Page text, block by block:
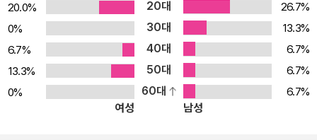
독자적인 모바일 서비스 생태계를 형성하는 계기를 만들었다. 이처럼
중국은 인공지능, 플랫폼 등 다른 분야에서도 미국이 구축한 생태계
에 종속되지 않는다는 전제하에 방대한 내수시장을 기반으로 독자적
인 생태계를 구축하려는 전략을 취하고 있다. 중국이 ‘디지털 화폐’라
는 우회적인 방식을 통해 국제금융시장에서 위안화의 영향력을 높이
려는 행보에도 주목해야 한다. 이처럼 중국이 미국의 제재를 우회하
20.0%
20대
26.7%
0%
30대
13.3%
6.7%
40대
6.7%
13.3%
50대
6.7%
0%
60대
6.7%
여성
남성